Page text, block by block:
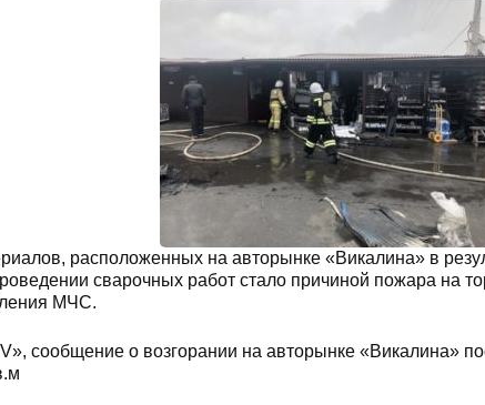
расположенных на авторынке «Викалина» в
сварочных работ стало причиной пожара на
МЧС.
сообщение о возгорании на авторынке «Викалина»